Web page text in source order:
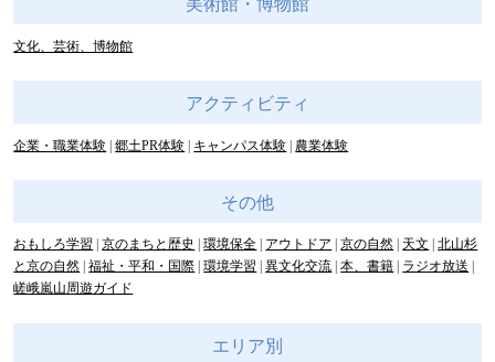
美術館・博物館
文化、芸術、博物館
アクティビティ
企業・職業体験 郷土PR体験 キャンパス体験 農業体験
その他
おもしろ学習 京のまちと歴史 環境保全 アウトドア 京の自然 天文
北山杉
と京の自然 福祉・平和・国際 環境学習 異文化交流 本、書籍
ラジオ放送
嵯峨嵐山周遊ガイド
エリア別